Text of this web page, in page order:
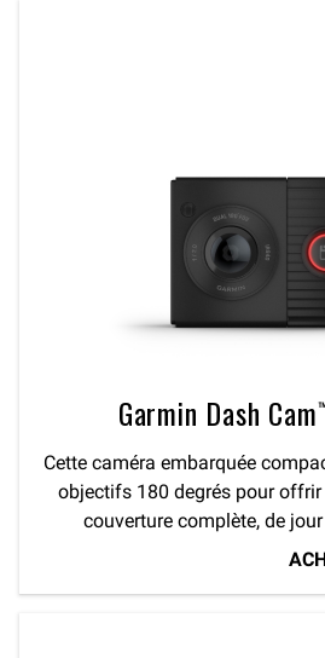
Garmin Dash
Cette caméra embarquée
objectifs 180 degrés pour
couverture complète, de